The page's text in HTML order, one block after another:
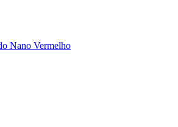
Nano Vermelho